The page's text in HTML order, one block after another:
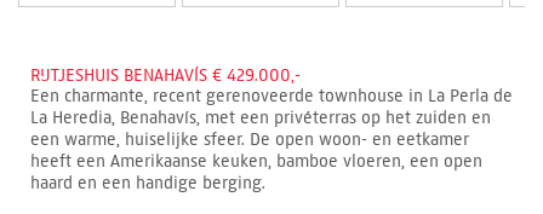
RIJTJESHUIS BENAHAVÍS € 429.000,-
Een charmante, recent gerenoveerde townhouse in La Perla de
La Heredia, Benahavís, met een privéterras op het zuiden en
een warme, huiselijke sfeer. De open woon- en eetkamer
heeft een Amerikaanse keuken, bamboe vloeren, een open
haard en een handige berging.